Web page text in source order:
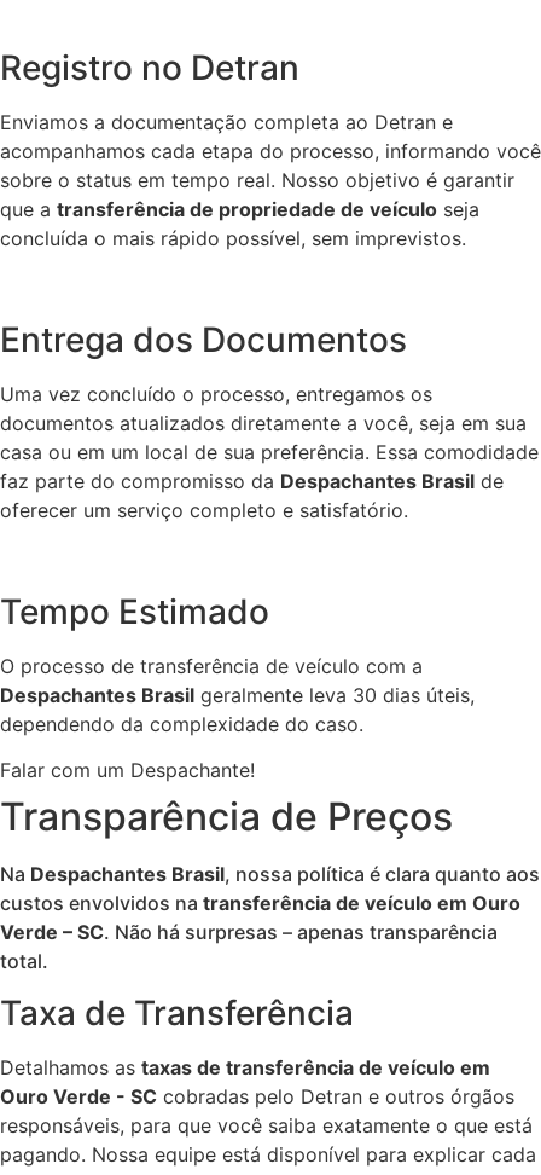
Registro no Detran
Enviamos a documentação completa ao Detran e
acompanhamos cada etapa do processo, informando você
sobre o status em tempo real. Nosso objetivo é garantir
que a transferência de propriedade de veículo seja
concluída o mais rápido possível, sem imprevistos.
Entrega dos Documentos
Uma vez concluído o processo, entregamos os
documentos atualizados diretamente a você, seja em sua
casa ou em um local de sua preferência. Essa comodidade
faz parte do compromisso da Despachantes Brasil de
oferecer um serviço completo e satisfatório.
Tempo Estimado
O processo de transferência de veículo com a
Despachantes Brasil geralmente leva 30 dias úteis,
dependendo da complexidade do caso.
Falar com um Despachante!
Transparência de Preços
Na Despachantes Brasil, nossa política é clara quanto aos
custos envolvidos na transferência de veículo em Ouro
Verde – SC. Não há surpresas – apenas transparência
total.
Taxa de Transferência
Detalhamos as taxas de transferência de veículo em
Ouro Verde - SC cobradas pelo Detran e outros órgãos
responsáveis, para que você saiba exatamente o que está
pagando. Nossa equipe está disponível para explicar cada